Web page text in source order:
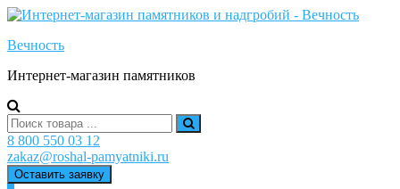
Skip
content
Вечность
Интернет-магазин памятников
Search
for:
8 800 550 03 12
zakaz@roshal-pamyatniki.ru
Оставить заявку